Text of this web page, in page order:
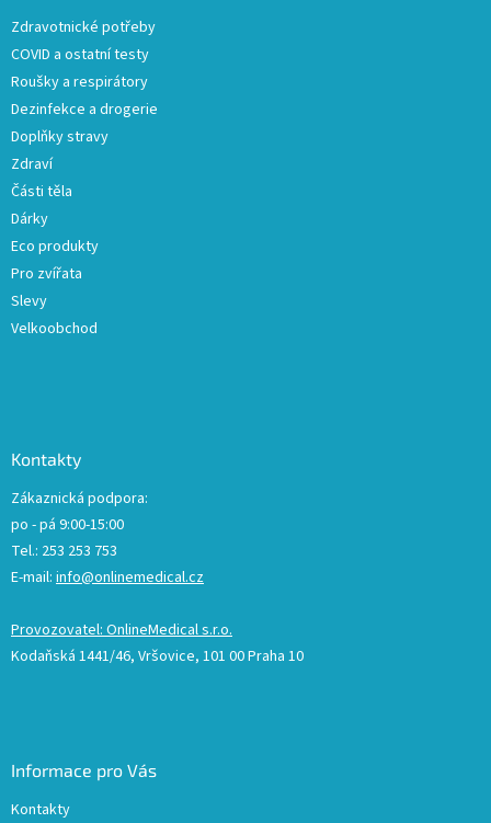
Zdravotnické potřeby
COVID a ostatní testy
Roušky a respirátory
Dezinfekce a drogerie
Doplňky stravy
Zdraví
Části těla
Dárky
Eco produkty
Pro zvířata
Slevy
Velkoobchod
Kontakty
Zákaznická podpora:
po - pá 9:00-15:00
Tel.: 253 253 753
E-mail: info@onlinemedical.cz
Provozovatel: OnlineMedical s.r.o.
Kodaňská 1441/46, Vršovice, 101 00 Praha 10
Informace pro Vás
Kontakty